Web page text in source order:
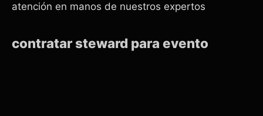
atención en manos de nuestros expertos
contratar steward para evento